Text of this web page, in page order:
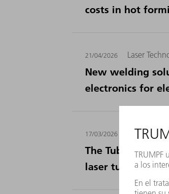
costs in hot
21/04/2026 Laser
New welding
electronics for
17/03/2026 Machine
The Tube trade
laser tube